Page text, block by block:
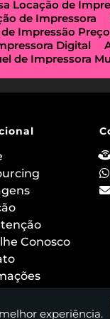
Locação de
de Impressora
Impressão Preço
Digital
de Impressora
de Impressoras a
de Impressora
Impressoras
de Impressora
de Impressoras
de
Impressora Térmica
de Impressoras
Locação de
Conosco
experiência.